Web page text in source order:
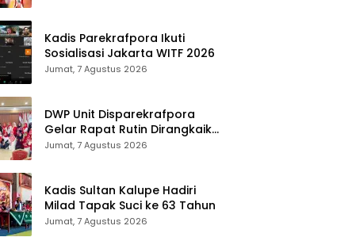
Kadis Parekrafpora Ikuti
Sosialisasi Jakarta WITF 2026
Jumat, 7 Agustus 2026
DWP Unit Disparekrafpora
Gelar Rapat Rutin Dirangkaikan
Edukasi Manajemen Stres
Jumat, 7 Agustus 2026
Kadis Sultan Kalupe Hadiri
Milad Tapak Suci ke 63 Tahun
Jumat, 7 Agustus 2026